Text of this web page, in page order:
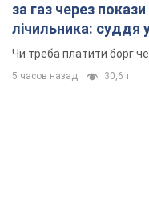
за газ через
лічильника: суддя
неочікуване
Чи треба платити борг
5 часов назад 30,6 т.